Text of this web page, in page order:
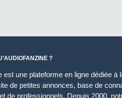
?
est une plateforme en ligne dédiée à
de petites annonces, base de
de professionnels. Depuis 2000,